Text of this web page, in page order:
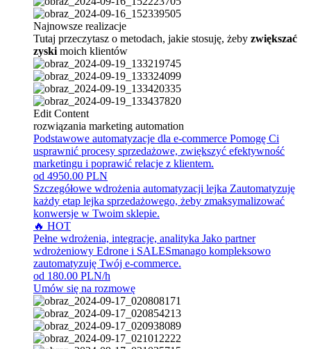
Najnowsze realizacje
Tutaj przeczytasz o metodach, jakie stosuję, żeby zwiększać
zyski moich klientów
Edit Content
rozwiązania marketing automation
Podstawowe automatyzacje dla e-commerce Pomogę Ci
usprawnić procesy sprzedażowe, zwiększyć efektywność
marketingu i poprawić relacje z klientem.
od 4950.00 PLN
Szczegółowe wdrożenia automatyzacji lejka Zautomatyzuję
każdy etap lejka sprzedażowego, żeby zmaksymalizować
konwersje w Twoim sklepie.
🔥 HOT
Pełne wdrożenia, integracje, analityka Jako partner
wdrożeniowy Edrone i SALESmanago kompleksowo
zautomatyzuję Twój e-commerce.
od 180.00 PLN/h
Umów się na rozmowę